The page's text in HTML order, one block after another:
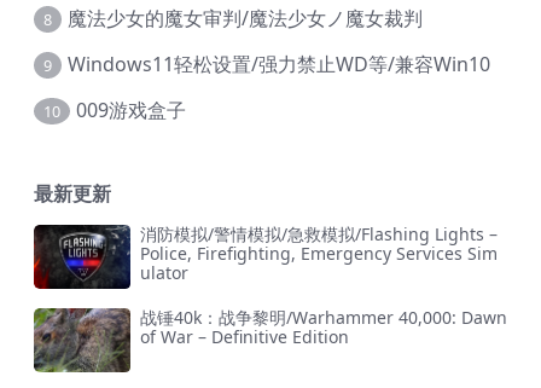
8 魔法少女的魔女审判/魔法少女ノ魔女裁判
9 Windows11轻松设置/强力禁止WD等/兼容Win10
10 009游戏盒子
最新更新
消防模拟/警情模拟/急救模拟/Flashing Lights –
Police, Firefighting, Emergency Services Sim
ulator
战锤40k：战争黎明/Warhammer 40,000: Dawn
of War – Definitive Edition